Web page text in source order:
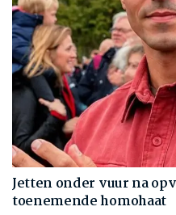
Jetten onder vuur na
toenemende homohaat